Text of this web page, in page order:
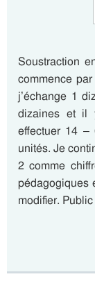
Soustraction
commence
j’échange 1
dizaines et il
effectuer 14
unités. Je
2 comme
pédagogiques
modifier.